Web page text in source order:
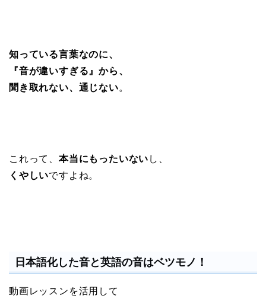
知っている言葉なのに、
『音が違いすぎる』から、
聞き取れない、通じない。
これって、 本当にもったいない し、
くやしいですよね。
日本語化した音と英語の音はベツモノ！
動画レッスンを活用して